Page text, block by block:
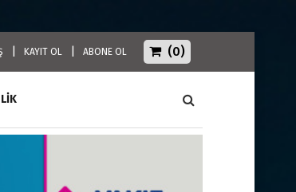
KAYIT OL ABONE OL (0)